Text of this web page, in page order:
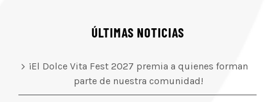
ÚLTIMAS NOTICIAS
¡El Dolce Vita Fest 2027 premia a quienes forman
parte de nuestra comunidad!